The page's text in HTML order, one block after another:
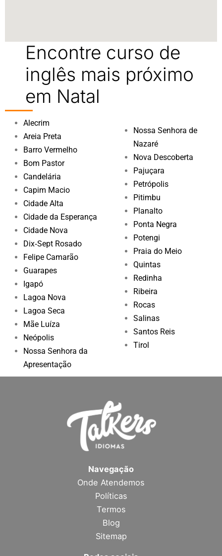
Encontre curso de
inglês mais próximo
em Natal
Alecrim
Areia Preta
Barro Vermelho
Bom Pastor
Candelária
Capim Macio
Cidade Alta
Cidade da Esperança
Cidade Nova
Dix‑Sept Rosado
Felipe Camarão
Guarapes
Igapó
Lagoa Nova
Lagoa Seca
Mãe Luíza
Neópolis
Nossa Senhora da
Apresentação
Nossa Senhora de
Nazaré
Nova Descoberta
Pajuçara
Petrópolis
Pitimbu
Planalto
Ponta Negra
Potengi
Praia do Meio
Quintas
Redinha
Ribeira
Rocas
Salinas
Santos Reis
Tirol
Navegação
Onde Atendemos
Políticas
Termos
Blog
Sitemap